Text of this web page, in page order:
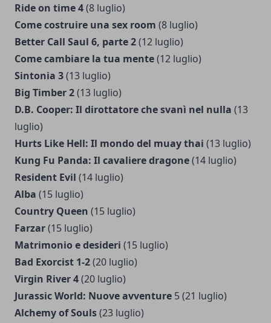
Ride on time 4(8 luglio)
Come costruire una sex room (8 luglio)
Better Call Saul 6, parte 2(12 luglio)
Come cambiare la tua mente(12 luglio)
Sintonia 3(13 luglio)
Big Timber 2(13 luglio)
D.B. Cooper: Il dirottatore che svanì nel nulla (13
luglio)
Hurts Like Hell: Il mondo del muay thai (13 luglio)
Kung Fu Panda: Il cavaliere dragone(14 luglio)
Resident Evil (14 luglio)
Alba (15 luglio)
Country Queen (15 luglio)
Farzar(15 luglio)
Matrimonio e desideri (15 luglio)
Bad Exorcist 1-2(20 luglio)
Virgin River4(20 luglio)
Jurassic World: Nuove avventure 5 (21 luglio)
Alchemy of Souls(23 luglio)